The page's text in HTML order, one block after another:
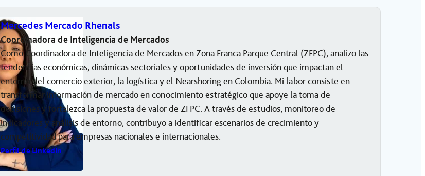
Mercedes Mercado Rhenals
Coordinadora de Inteligencia de Mercados
Como Coordinadora de Inteligencia de Mercados en Zona Franca Parque Central (ZFPC), analizo las
tendencias económicas, dinámicas sectoriales y oportunidades de inversión que impactan el
entorno del comercio exterior, la logística y el Nearshoring en Colombia. Mi labor consiste en
transformar información de mercado en conocimiento estratégico que apoye la toma de
decisiones y fortalezca la propuesta de valor de ZFPC. A través de estudios, monitoreo de
indicadores y análisis de entorno, contribuyo a identificar escenarios de crecimiento y
competitividad para empresas nacionales e internacionales.
Perfil de LinkedIn